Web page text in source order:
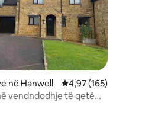
17 vlerësime
në Hanwell Vlerësimi mesatar
4,97 (165)
vendndodhje të qetë